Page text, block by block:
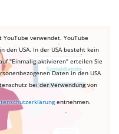
verwendet. YouTube
den USA. In der USA besteht kein
"Einmalig aktivieren" erteilen Sie
Daten in den USA
bei der Verwendung von
entnehmen.